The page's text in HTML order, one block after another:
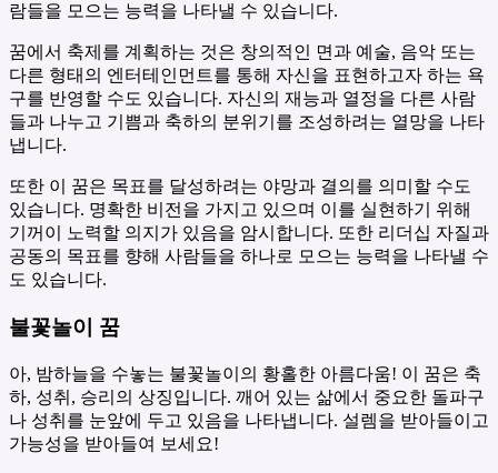
람들을 모으는 능력을 나타낼 수 있습니다.
꿈에서 축제를 계획하는 것은 창의적인 면과 예술, 음악 또는
다른 형태의 엔터테인먼트를 통해 자신을 표현하고자 하는 욕
구를 반영할 수도 있습니다. 자신의 재능과 열정을 다른 사람
들과 나누고 기쁨과 축하의 분위기를 조성하려는 열망을 나타
냅니다.
또한 이 꿈은 목표를 달성하려는 야망과 결의를 의미할 수도
있습니다. 명확한 비전을 가지고 있으며 이를 실현하기 위해
기꺼이 노력할 의지가 있음을 암시합니다. 또한 리더십 자질과
공동의 목표를 향해 사람들을 하나로 모으는 능력을 나타낼 수
도 있습니다.
불꽃놀이 꿈
아, 밤하늘을 수놓는 불꽃놀이의 황홀한 아름다움! 이 꿈은 축
하, 성취, 승리의 상징입니다. 깨어 있는 삶에서 중요한 돌파구
나 성취를 눈앞에 두고 있음을 나타냅니다. 설렘을 받아들이고
가능성을 받아들여 보세요!